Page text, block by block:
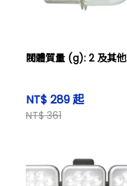
閥體質量 (g): 2 及其他
NT$ 289 起
NT$ 361